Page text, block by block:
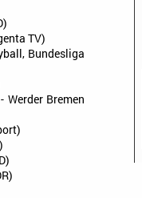
TV)
Bundesliga
Werder Bremen